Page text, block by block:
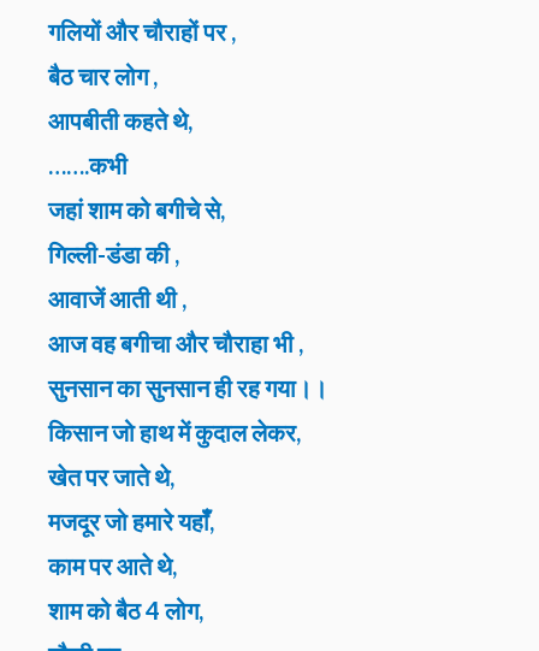
गलियों और चौराहों पर ,
बैठ चार लोग ,
आपबीती कहते थे,
…….कभी
जहां शाम को बगीचे से,
गिल्ली-डंडा की ,
आवाजें आती थी ,
आज वह बगीचा और चौराहा भी ,
सुनसान का सुनसान ही रह गया।।
किसान जो हाथ में कुदाल लेकर,
खेत पर जाते थे,
मजदूर जो हमारे यहाँँ,
काम पर आते थे,
शाम को बैठ 4 लोग,